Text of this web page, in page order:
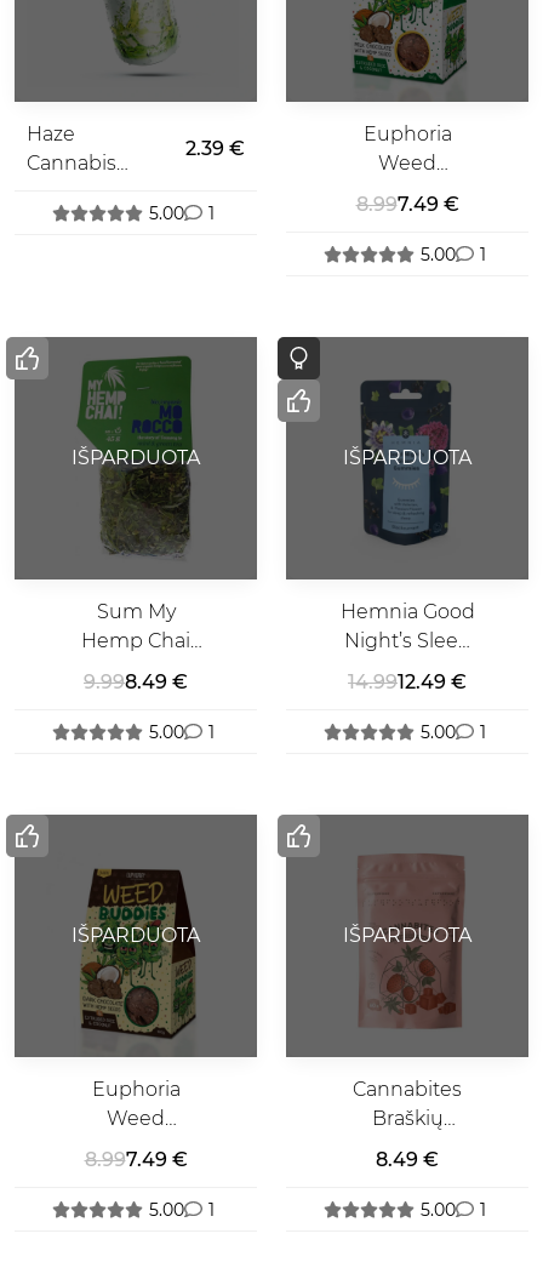
Haze
Cannabis
2.39 €
5.00 1
Euphoria
Weed
Buddies
Pienišku
8.997.49 €
5.00 1
IŠPARDUOTA
Sum My
Hemp Chai
Mo Rocco
9.998.49 €
5.00 1
IŠPARDUOTA
Hemnia Good
Night’s Sleep
Guminukai
14.9912.49 €
5.00 1
IŠPARDUOTA
Euphoria
Weed
Buddies
Juoduoju
8.997.49 €
5.00 1
IŠPARDUOTA
Cannabites
Braškių
Kubeliai Su
Žiedais
8.49 €
5.00 1